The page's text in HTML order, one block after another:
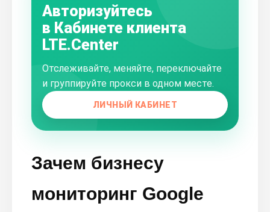
Авторизуйтесь
в Кабинете клиента
LTE.Center
Отслеживайте, меняйте, переключайте
и группируйте прокси в одном месте.
ЛИЧНЫЙ КАБИНЕТ
Зачем бизнесу
мониторинг Google